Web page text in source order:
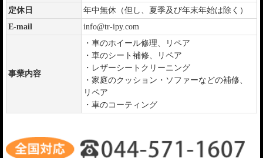
定休日
年中無休（但し、夏季及び年末年始は除く）
E-mail
info@tr-ipy.com
事業内容
・車のホイール修理、リペア
・車のシート補修、リペア
・レザーシートクリーニング
・家庭のクッション・ソファーなどの補修、
リペア
・車のコーティング